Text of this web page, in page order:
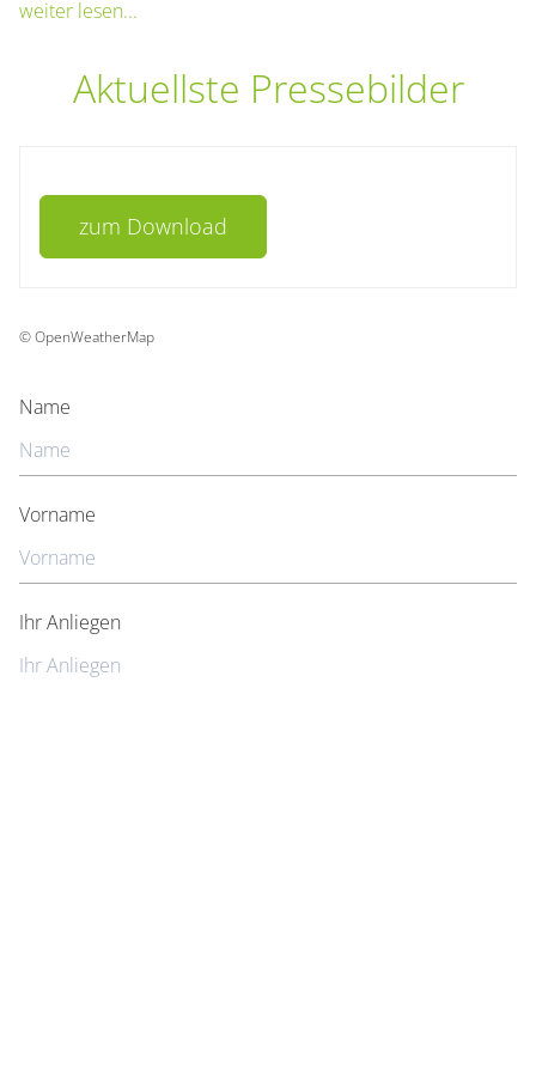
weiter lesen...
Aktuellste Pressebilder
Aktuellste Pressebilder
zum Download
©OpenWeatherMap
Label
Name
Vorname
Label
Ihr Anliegen